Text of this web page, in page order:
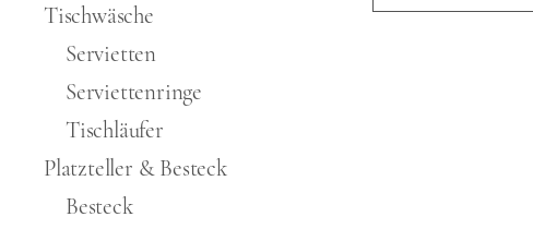
Tischwäsche
Servietten
Serviettenringe
Tischläufer
Platzteller & Besteck
Besteck